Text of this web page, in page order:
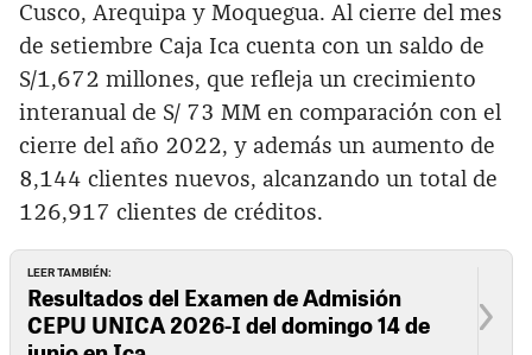
Cusco, Arequipa y Moquegua. Al cierre del mes
de setiembre Caja Ica cuenta con un saldo de
S/1,672 millones, que refleja un crecimiento
interanual de S/ 73 MM en comparación con el
cierre del año 2022, y además un aumento de
8,144 clientes nuevos, alcanzando un total de
126,917 clientes de créditos.
LEER TAMBIÉN:
Resultados del Examen de Admisión
CEPU UNICA 2026-I del domingo 14 de